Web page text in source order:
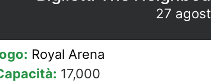
27
Royal Arena
17,000